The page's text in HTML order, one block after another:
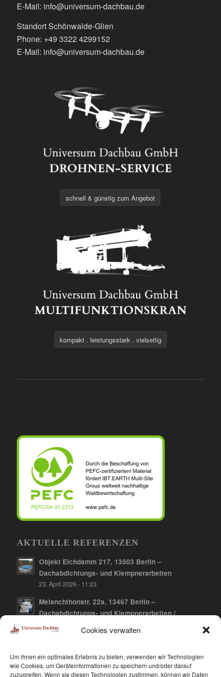
Cookies verwalten
Um ihnen ein optimales Erlebnis zu bieten, verwenden wir Technologien
wie Cookies, um Geräteinformationen zu speichern und/oder darauf
zuzugreifen. Wenn sie diesen Technologien zustimmen, können wir Daten
E-Mail: info@universum-dachbau.de
Standort Schönwalde-Glien
Phone: +49 3322 4299152
E-Mail: info@universum-dachbau.de
schnell & günstig zum Angebot
kompakt . leistungsstark . vielseitig
AKTUELLE REFERENZEN
Objekt Elchdamm 217, 13503 Berlin –
Dachabdichtungs- und Klempnerarbeiten
23. April 2026 - 11:23
Melanchthonstr. 22a, 13467 Berlin –
Dachabdichtungs- und Klempnerarbeiten /
Dachbegrünung
10. April 2026 - 12:21
Falkenberger Chaussee 141, 13059 Berlin-
Hohenschönhausen – Dachabdichtungs- und